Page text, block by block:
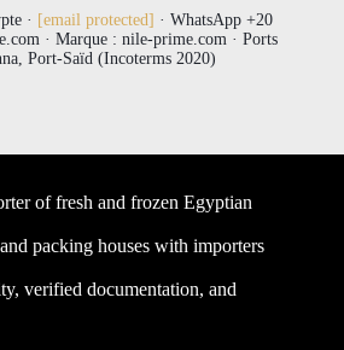
· [email protected] · WhatsApp +20
· Marque : nile-prime.com · Ports
Port-Saïd (Incoterms 2020)
of fresh and frozen Egyptian
packing houses with importers
verified documentation, and